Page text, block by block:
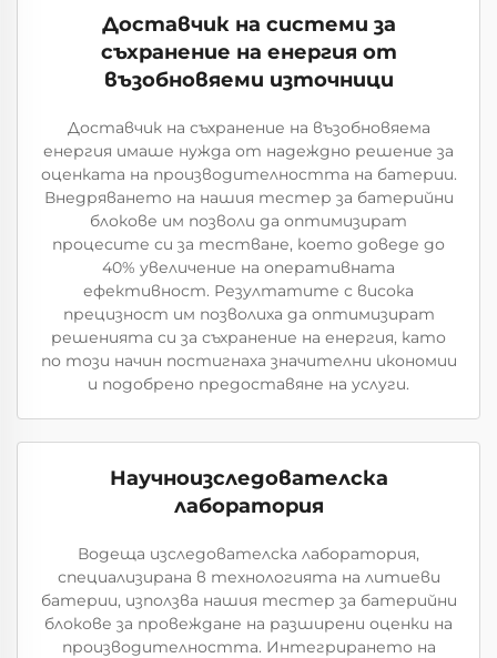
Доставчик на системи за
съхранение на енергия от
възобновяеми източници
Доставчик на съхранение на възобновяема
енергия имаше нужда от надеждно решение за
оценката на производителността на батерии.
Внедряването на нашия тестер за батерийни
блокове им позволи да оптимизират
процесите си за тестване, което доведе до
40% увеличение на оперативната
ефективност. Резултатите с висока
прецизност им позволиха да оптимизират
решенията си за съхранение на енергия, като
по този начин постигнаха значителни икономии
и подобрено предоставяне на услуги.
Научноизследователска
лаборатория
Водеща изследователска лаборатория,
специализирана в технологията на литиеви
батерии, използва нашия тестер за батерийни
блокове за провеждане на разширени оценки на
производителността. Интегрирането на